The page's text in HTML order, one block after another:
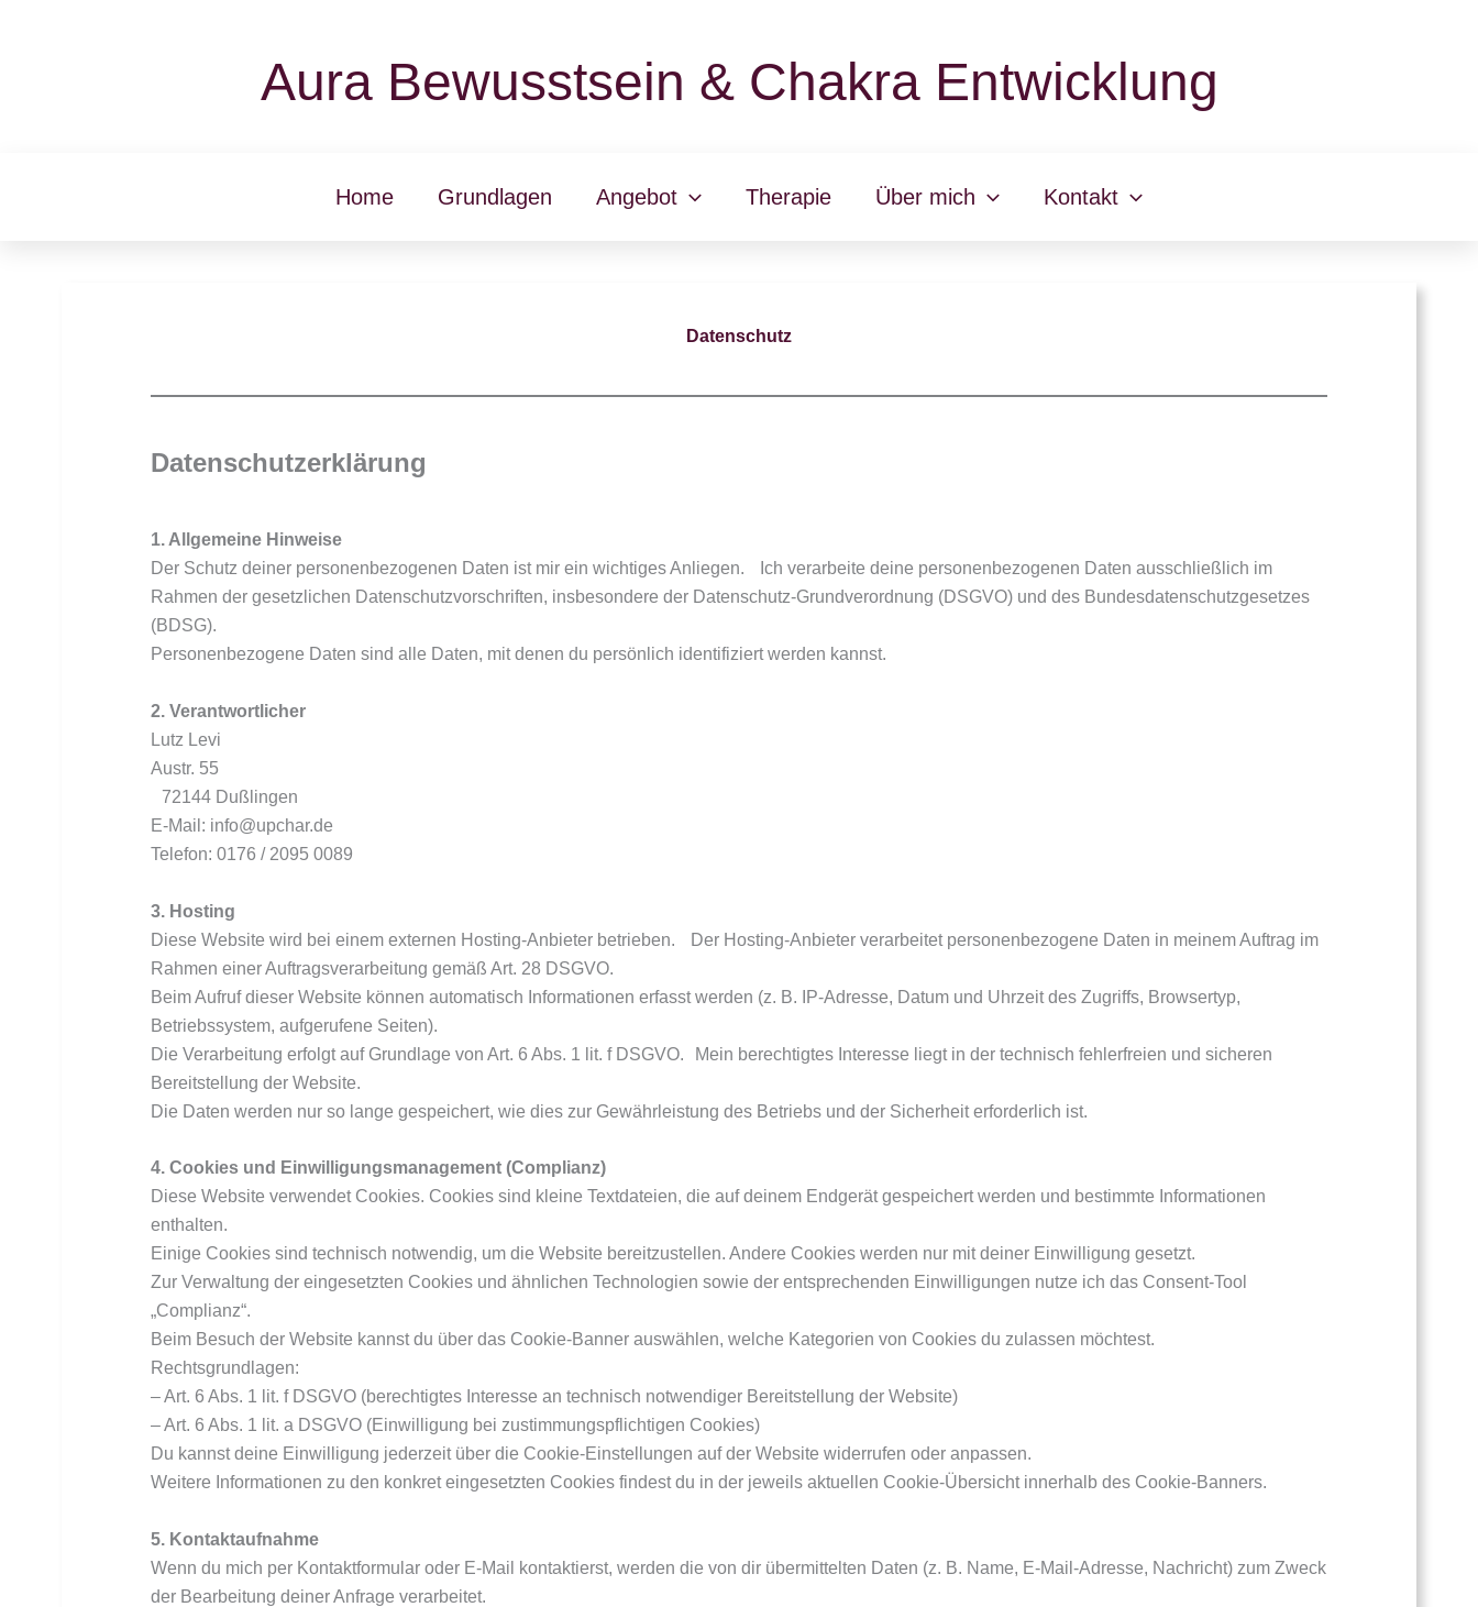
Aura Bewusstsein & Chakra Entwicklung
Home Grundlagen Angebot Therapie Über mich Kontakt
Datenschutz
Datenschutzerklärung
1. Allgemeine Hinweise
Der Schutz deiner personenbezogenen Daten ist mir ein wichtiges Anliegen. Ich verarbeite deine personenbezogenen Daten ausschließlich im
Rahmen der gesetzlichen Datenschutzvorschriften, insbesondere der Datenschutz-Grundverordnung (DSGVO) und des Bundesdatenschutzgesetzes
(BDSG).
Personenbezogene Daten sind alle Daten, mit denen du persönlich identifiziert werden kannst.
2. Verantwortlicher
Lutz Levi
Austr. 55
72144 Dußlingen
E-Mail: info@upchar.de
Telefon: 0176 / 2095 0089
3. Hosting
Diese Website wird bei einem externen Hosting-Anbieter betrieben. Der Hosting-Anbieter verarbeitet personenbezogene Daten in meinem Auftrag im
Rahmen einer Auftragsverarbeitung gemäß Art. 28 DSGVO.
Beim Aufruf dieser Website können automatisch Informationen erfasst werden (z. B. IP-Adresse, Datum und Uhrzeit des Zugriffs, Browsertyp,
Betriebssystem, aufgerufene Seiten).
Die Verarbeitung erfolgt auf Grundlage von Art. 6 Abs. 1 lit. f DSGVO. Mein berechtigtes Interesse liegt in der technisch fehlerfreien und sicheren
Bereitstellung der Website.
Die Daten werden nur so lange gespeichert, wie dies zur Gewährleistung des Betriebs und der Sicherheit erforderlich ist.
4. Cookies und Einwilligungsmanagement (Complianz)
Diese Website verwendet Cookies. Cookies sind kleine Textdateien, die auf deinem Endgerät gespeichert werden und bestimmte Informationen
enthalten.
Einige Cookies sind technisch notwendig, um die Website bereitzustellen. Andere Cookies werden nur mit deiner Einwilligung gesetzt.
Zur Verwaltung der eingesetzten Cookies und ähnlichen Technologien sowie der entsprechenden Einwilligungen nutze ich das Consent-Tool
„Complianz“.
Beim Besuch der Website kannst du über das Cookie-Banner auswählen, welche Kategorien von Cookies du zulassen möchtest.
Rechtsgrundlagen:
– Art. 6 Abs. 1 lit. f DSGVO (berechtigtes Interesse an technisch notwendiger Bereitstellung der Website)
– Art. 6 Abs. 1 lit. a DSGVO (Einwilligung bei zustimmungspflichtigen Cookies)
Du kannst deine Einwilligung jederzeit über die Cookie-Einstellungen auf der Website widerrufen oder anpassen.
Weitere Informationen zu den konkret eingesetzten Cookies findest du in der jeweils aktuellen Cookie-Übersicht innerhalb des Cookie-Banners.
5. Kontaktaufnahme
Wenn du mich per Kontaktformular oder E-Mail kontaktierst, werden die von dir übermittelten Daten (z. B. Name, E-Mail-Adresse, Nachricht) zum Zweck
der Bearbeitung deiner Anfrage verarbeitet.